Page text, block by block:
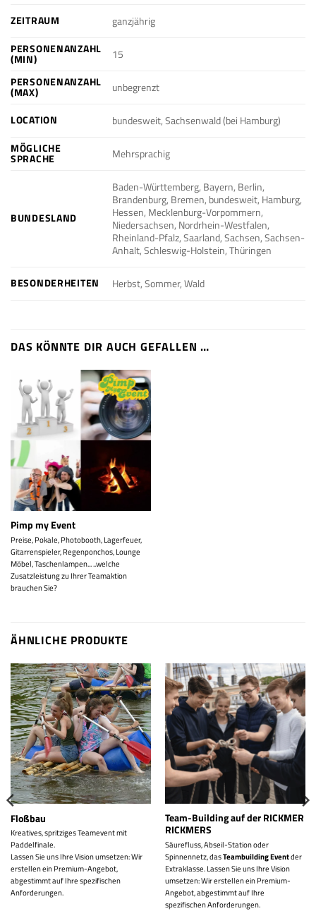
ZEITRAUM
ganzjährig
PERSONENANZAHL
(MIN)
15
PERSONENANZAHL
(MAX) unbegrenzt
LOCATION
bundesweit, Sachsenwald (bei Hamburg)
MÖGLICHE
SPRACHE Mehrsprachig
BUNDESLAND
Baden-Württemberg, Bayern, Berlin,
Brandenburg, Bremen, bundesweit, Hamburg,
Hessen, Mecklenburg-Vorpommern,
Niedersachsen, Nordrhein-Westfalen,
Rheinland-Pfalz, Saarland, Sachsen, Sachsen-
Anhalt, Schleswig-Holstein, Thüringen
BESONDERHEITEN Herbst, Sommer, Wald
DAS KÖNNTE DIR AUCH GEFALLEN …
Pimp my Event
Preise, Pokale, Photobooth, Lagerfeuer,
Gitarrenspieler, Regenponchos, Lounge
Möbel, Taschenlampen... ..welche
Zusatzleistung zu Ihrer Teamaktion
brauchen Sie?
ÄHNLICHE PRODUKTE
Floßbau
Kreatives, spritziges Teamevent mit
Paddelfinale.
Lassen Sie uns Ihre Vision umsetzen: Wir
erstellen ein Premium-Angebot,
abgestimmt auf Ihre spezifischen
Anforderungen.
Team-Building auf der RICKMER
RICKMERS
Säurefluss, Abseil-Station oder
Spinnennetz, dasTeambuilding Eventder
Extraklasse. Lassen Sie uns Ihre Vision
umsetzen: Wir erstellen ein Premium-
Angebot, abgestimmt auf Ihre
spezifischen Anforderungen.